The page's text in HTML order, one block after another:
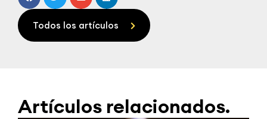
Todos los artículos
Artículos relacionados.